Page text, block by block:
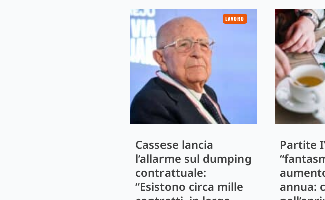
LAVORO
Cassese lancia
l’allarme sul dumping
contrattuale:
“Esistono circa mille
Partite
annua: